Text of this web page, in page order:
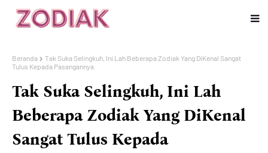
Beranda
Tak Suka Selingkuh, Ini Lah Beberapa Zodiak Yang DiKenal Sangat
Tulus Kepada Pasangannya
Tak Suka Selingkuh, Ini Lah
Beberapa Zodiak Yang DiKenal
Sangat Tulus Kepada